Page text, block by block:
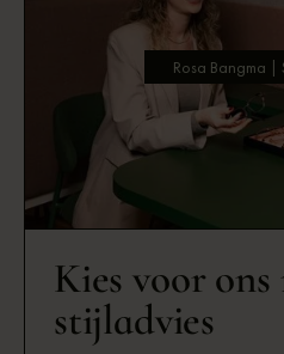
Kies voor
stijladvies
Rosa Bangma |